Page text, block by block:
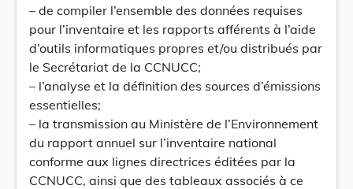
– de compiler l’ensemble des données requises
pour l’inventaire et les rapports afférents à l’aide
d’outils informatiques propres et/ou distribués par
le Secrétariat de la CCNUCC;
– l’analyse et la définition des sources d’émissions
essentielles;
– la transmission au Ministère de l’Environnement
du rapport annuel sur l’inventaire national
conforme aux lignes directrices éditées par la
CCNUCC, ainsi que des tableaux associés à ce